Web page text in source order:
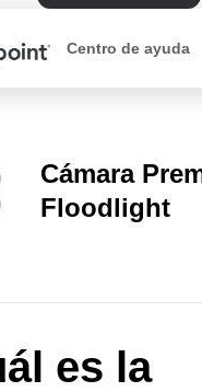
Centro de ayuda
Cámara
Floodlight
es la